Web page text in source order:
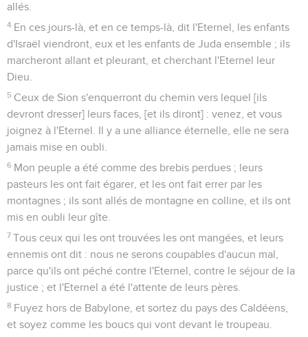
allés.
4 En ces jours-là, et en ce temps-là, dit l'Eternel, les enfants
d'Israël viendront, eux et les enfants de Juda ensemble ; ils
marcheront allant et pleurant, et cherchant l'Eternel leur
Dieu.
5 Ceux de Sion s'enquerront du chemin vers lequel [ils
devront dresser] leurs faces, [et ils diront] : venez, et vous
joignez à l'Eternel. Il y a une alliance éternelle, elle ne sera
jamais mise en oubli.
6 Mon peuple a été comme des brebis perdues ; leurs
pasteurs les ont fait égarer, et les ont fait errer par les
montagnes ; ils sont allés de montagne en colline, et ils ont
mis en oubli leur gîte.
7 Tous ceux qui les ont trouvées les ont mangées, et leurs
ennemis ont dit : nous ne serons coupables d'aucun mal,
parce qu'ils ont péché contre l'Eternel, contre le séjour de la
justice ; et l'Eternel a été l'attente de leurs pères.
8 Fuyez hors de Babylone, et sortez du pays des Caldéens,
et soyez comme les boucs qui vont devant le troupeau.